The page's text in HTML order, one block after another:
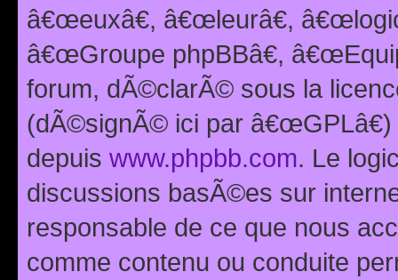
â€œeuxâ€, â€œleurâ€,
â€œGroupe phpBBâ€,
forum, dÃ©clarÃ© sous la
(dÃ©signÃ© ici par
depuis www.phpbb.com. Le
discussions basÃ©es sur
responsable de ce que nous
comme contenu ou conduite